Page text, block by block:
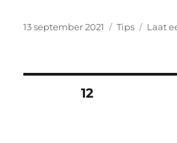
Geplaatst
13 september 2021 Categorieën
Tips Laat
Berichten
PAGINA12